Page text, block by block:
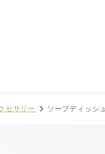
セサリー ソープディッシュ